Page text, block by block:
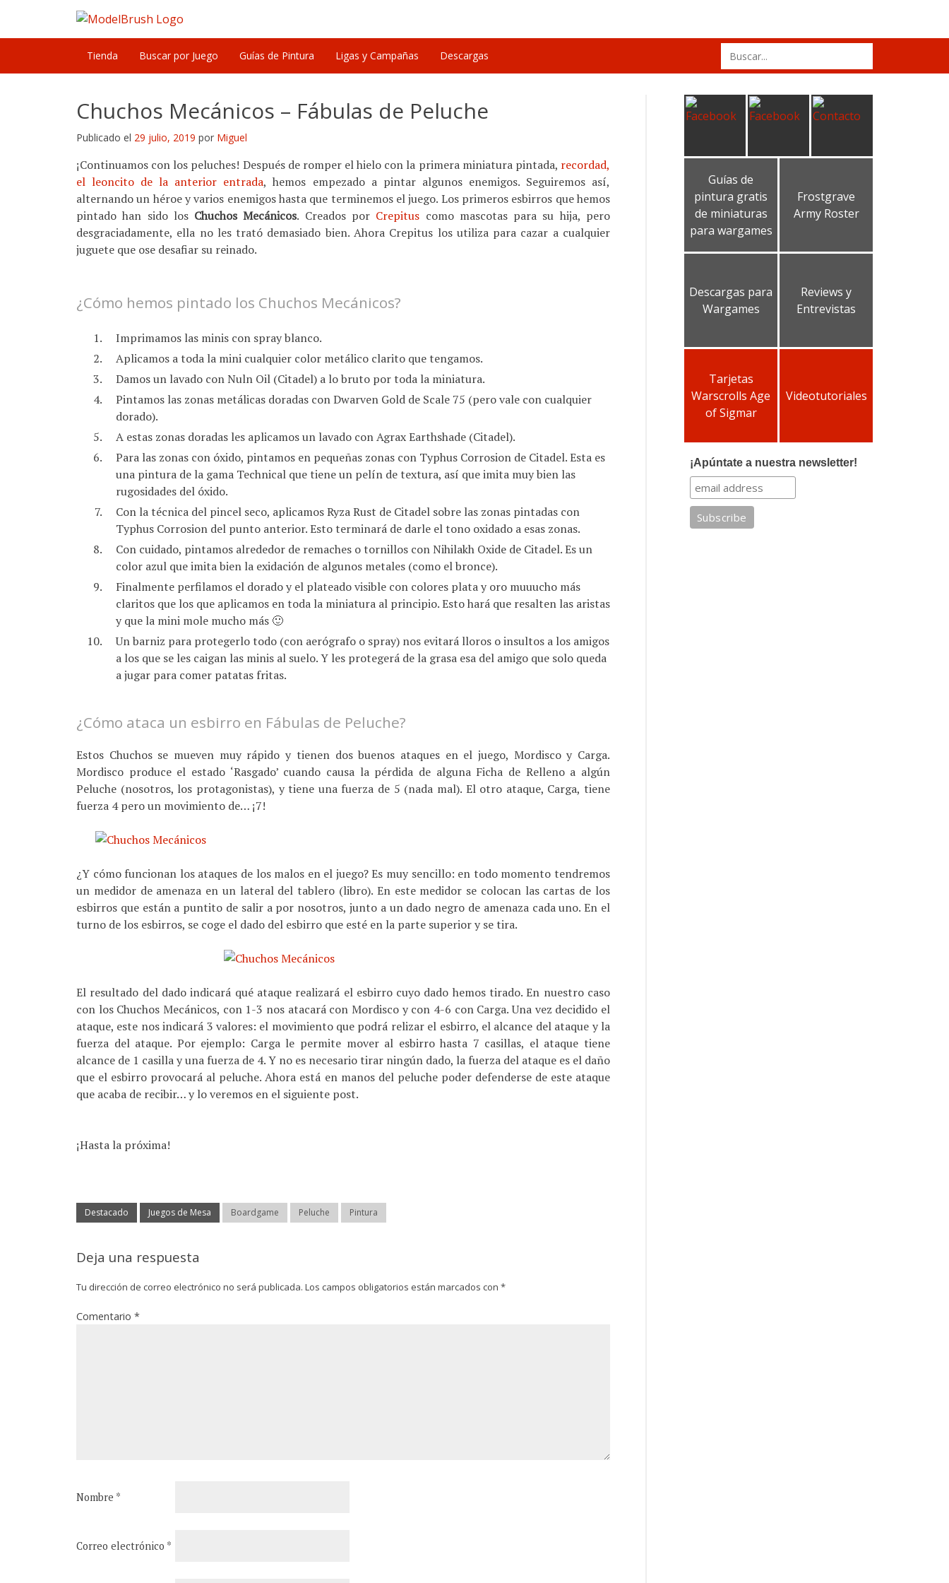
content
Tienda Buscar por Juego Guías de Pintura Ligas y Campañas Descargas
Search
for:
Chuchos Mecánicos – Fábulas de Peluche
Publicado el 29 julio, 2019 por Miguel
¡Continuamos con los peluches! Después de romper el hielo con la primera miniatura pintada, recordad,
el leoncito de la anterior entrada, hemos empezado a pintar algunos enemigos. Seguiremos así,
alternando un héroe y varios enemigos hasta que terminemos el juego. Los primeros esbirros que hemos
pintado han sido los Chuchos Mecánicos. Creados por Crepitus como mascotas para su hija, pero
desgraciadamente, ella no les trató demasiado bien. Ahora Crepitus los utiliza para cazar a cualquier
juguete que ose desafiar su reinado.
¿Cómo hemos pintado los Chuchos Mecánicos?
Imprimamos las minis con spray blanco.
Aplicamos a toda la mini cualquier color metálico clarito que tengamos.
Damos un lavado con Nuln Oil (Citadel) a lo bruto por toda la miniatura.
Pintamos las zonas metálicas doradas con Dwarven Gold de Scale 75 (pero vale con cualquier
dorado).
A estas zonas doradas les aplicamos un lavado con Agrax Earthshade (Citadel).
Para las zonas con óxido, pintamos en pequeñas zonas con Typhus Corrosion de Citadel. Esta es
una pintura de la gama Technical que tiene un pelín de textura, así que imita muy bien las
rugosidades del óxido.
Con la técnica del pincel seco, aplicamos Ryza Rust de Citadel sobre las zonas pintadas con
Typhus Corrosion del punto anterior. Esto terminará de darle el tono oxidado a esas zonas.
Con cuidado, pintamos alrededor de remaches o tornillos con Nihilakh Oxide de Citadel. Es un
color azul que imita bien la exidación de algunos metales (como el bronce).
Finalmente perfilamos el dorado y el plateado visible con colores plata y oro muuucho más
claritos que los que aplicamos en toda la miniatura al principio. Esto hará que resalten las aristas
y que la mini mole mucho más 🙂
Un barniz para protegerlo todo (con aerógrafo o spray) nos evitará lloros o insultos a los amigos
a los que se les caigan las minis al suelo. Y les protegerá de la grasa esa del amigo que solo queda
a jugar para comer patatas fritas.
¿Cómo ataca un esbirro en Fábulas de Peluche?
Estos Chuchos se mueven muy rápido y tienen dos buenos ataques en el juego, Mordisco y Carga.
Mordisco produce el estado ‘Rasgado’ cuando causa la pérdida de alguna Ficha de Relleno a algún
Peluche (nosotros, los protagonistas), y tiene una fuerza de 5 (nada mal). El otro ataque, Carga, tiene
fuerza 4 pero un movimiento de… ¡7!
¿Y cómo funcionan los ataques de los malos en el juego? Es muy sencillo: en todo momento tendremos
un medidor de amenaza en un lateral del tablero (libro). En este medidor se colocan las cartas de los
esbirros que están a puntito de salir a por nosotros, junto a un dado negro de amenaza cada uno. En el
turno de los esbirros, se coge el dado del esbirro que esté en la parte superior y se tira.
El resultado del dado indicará qué ataque realizará el esbirro cuyo dado hemos tirado. En nuestro caso
con los Chuchos Mecánicos, con 1-3 nos atacará con Mordisco y con 4-6 con Carga. Una vez decidido el
ataque, este nos indicará 3 valores: el movimiento que podrá relizar el esbirro, el alcance del ataque y la
fuerza del ataque. Por ejemplo: Carga le permite mover al esbirro hasta 7 casillas, el ataque tiene
alcance de 1 casilla y una fuerza de 4. Y no es necesario tirar ningún dado, la fuerza del ataque es el daño
que el esbirro provocará al peluche. Ahora está en manos del peluche poder defenderse de este ataque
que acaba de recibir… y lo veremos en el siguiente post.
¡Hasta la próxima!
Destacado Juegos de Mesa Boardgame Peluche Pintura
Deja una respuesta
Tu dirección de correo electrónico no será publicada. Los campos obligatorios están marcados con *
Comentario *
Nombre *
Correo electrónico *
Guías de
pintura gratis
de miniaturas
para wargames
Frostgrave
Army Roster
Descargas para
Wargames
Reviews y
Entrevistas
Tarjetas
Warscrolls Age
of Sigmar
Videotutoriales
¡Apúntate a nuestra newsletter!